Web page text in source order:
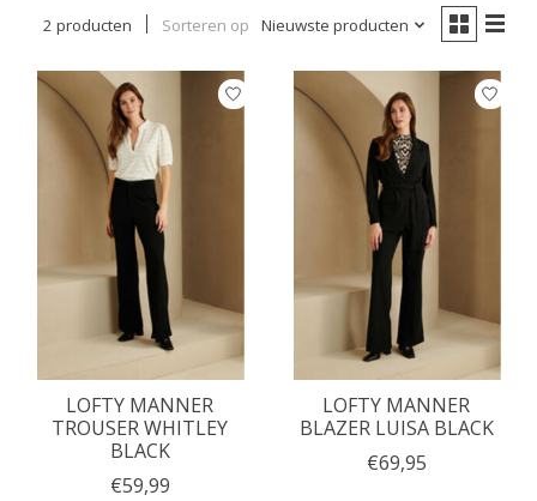
2 producten Sorteren op Nieuwste producten
LOFTY MANNER
TROUSER WHITLEY
BLACK
€59,99
LOFTY MANNER
BLAZER LUISA BLACK
€69,95